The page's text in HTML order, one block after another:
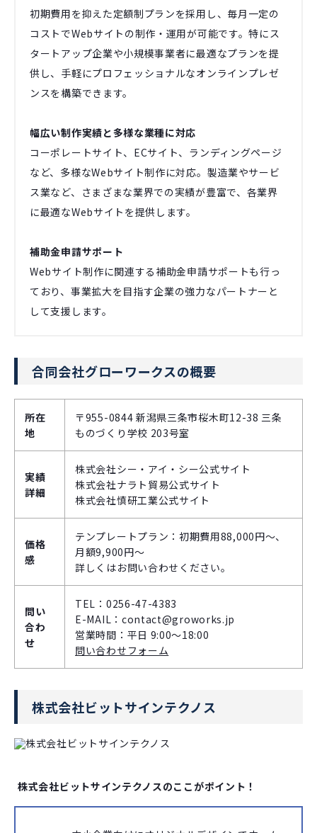
初期費用を抑えた定額制プランを採用し、毎月一定の
コストでWebサイトの制作・運用が可能です。特にス
タートアップ企業や小規模事業者に最適なプランを提
供し、手軽にプロフェッショナルなオンラインプレゼ
ンスを構築できます。
幅広い制作実績と多様な業種に対応
コーポレートサイト、ECサイト、ランディングページ
など、多様なWebサイト制作に対応。製造業やサービ
ス業など、さまざまな業界での実績が豊富で、各業界
に最適なWebサイトを提供します。
補助金申請サポート
Webサイト制作に関連する補助金申請サポートも行っ
ており、事業拡大を目指す企業の強力なパートナーと
して支援します。
合同会社グローワークスの概要
所在
地
〒955-0844 新潟県三条市桜木町12-38 三条
ものづくり学校 203号室
実績
詳細
株式会社シー・アイ・シー公式サイト
株式会社ナラト貿易公式サイト
株式会社慎研工業公式サイト
価格
感
テンプレートプラン：初期費用88,000円～、
月額9,900円～
詳しくはお問い合わせください。
問い
合わ
せ
TEL：0256-47-4383
E-MAIL：contact@groworks.jp
営業時間：平日 9:00～18:00
問い合わせフォーム
株式会社ビットサインテクノス
株式会社ビットサインテクノスのここがポイント！